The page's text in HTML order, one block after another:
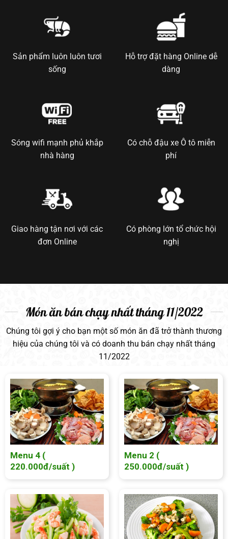
Sản phẩm luôn luôn tươi
sống
Hỗ trợ đặt hàng Online dễ
dàng
Sóng wifi mạnh phủ khắp
nhà hàng
Có chỗ đậu xe Ô tô miễn
phí
Giao hàng tận nơi với các
đơn Online
Có phòng lớn tổ chức hội
nghị
Món ăn bán chạy nhất tháng 11/2022
Chúng tôi gợi ý cho bạn một số món ăn đã trở thành thương
hiệu của chúng tôi và có doanh thu bán chạy nhất tháng
11/2022
Menu 4 (
220.000đ/suất )
Menu 2 (
250.000đ/suất )